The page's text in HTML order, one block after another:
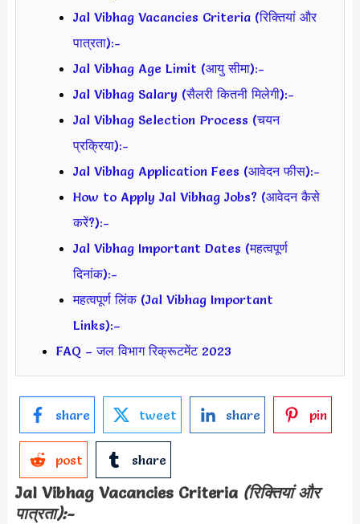
Jal Vibhag Vacancies Criteria (रिक्तियां और
पात्रता):-
Jal Vibhag Age Limit (आयु सीमा):-
Jal Vibhag Salary (सैलरी कितनी मिलेगी):-
Jal Vibhag Selection Process (चयन
प्रक्रिया):-
Jal Vibhag Application Fees (आवेदन फीस):-
How to Apply Jal Vibhag Jobs? (आवेदन कैसे
करें?):-
Jal Vibhag Important Dates (महत्वपूर्ण
दिनांक):-
महत्वपूर्ण लिंक (Jal Vibhag Important
Links):–
FAQ – जल विभाग रिक्रूटमेंट 2023
share tweet share pin
post share
Jal Vibhag Vacancies Criteria (रिक्तियां और
पात्रता):-